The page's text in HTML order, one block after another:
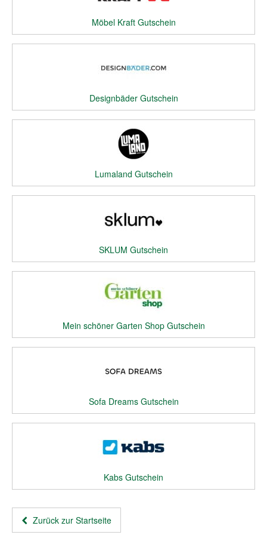
Möbel Kraft Gutschein
Designbäder Gutschein
Lumaland Gutschein
SKLUM Gutschein
Mein schöner Garten Shop Gutschein
Sofa Dreams Gutschein
Kabs Gutschein
Zurück zur Startseite